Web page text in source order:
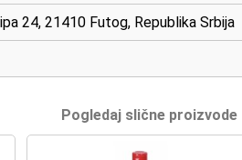
24, 21410 Futog, Republika Srbija
Pogledaj slične proizvode